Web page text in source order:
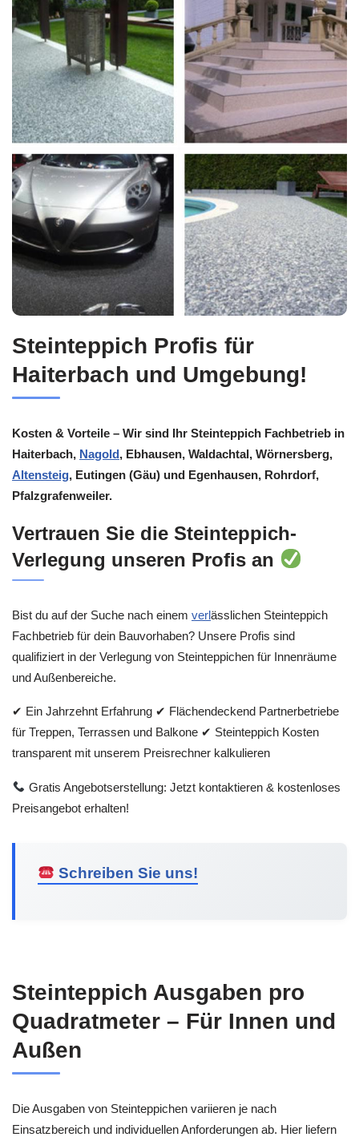
Steinteppich Profis für
Haiterbach und Umgebung!
Kosten & Vorteile – Wir sind Ihr Steinteppich Fachbetrieb in
Haiterbach, Nagold, Ebhausen, Waldachtal, Wörnersberg,
Altensteig, Eutingen (Gäu) und Egenhausen, Rohrdorf,
Pfalzgrafenweiler.
Vertrauen Sie die Steinteppich-
Verlegung unseren Profis an
Bist du auf der Suche nach einem verlässlichen Steinteppich
Fachbetrieb für dein Bauvorhaben? Unsere Profis sind
qualifiziert in der Verlegung von Steinteppichen für Innenräume
und Außenbereiche.
✔ Ein Jahrzehnt Erfahrung ✔ Flächendeckend Partnerbetriebe
für Treppen, Terrassen und Balkone ✔ Steinteppich Kosten
transparent mit unserem Preisrechner kalkulieren
Gratis Angebotserstellung: Jetzt kontaktieren & kostenloses
Preisangebot erhalten!
Schreiben Sie uns!
Steinteppich Ausgaben pro
Quadratmeter – Für Innen und
Außen
Die Ausgaben von Steinteppichen variieren je nach
Einsatzbereich und individuellen Anforderungen ab. Hier liefern